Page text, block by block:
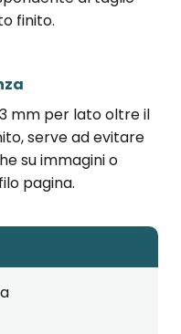
finito.
mm per lato oltre il
serve ad evitare
su immagini o
pagina.